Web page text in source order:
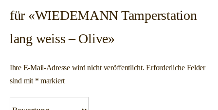
für «WIEDEMANN Tamperstation
lang weiss – Olive»
Ihre E-Mail-Adresse wird nicht veröffentlicht. Erforderliche Felder
sind mit * markiert